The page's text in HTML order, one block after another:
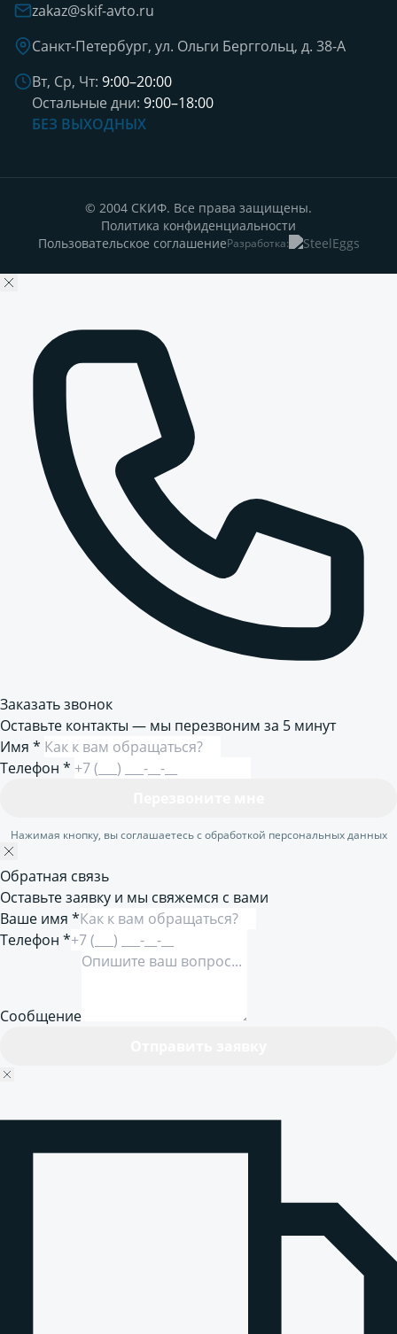
zakaz@skif-avto.ru
Санкт-Петербург, ул. Ольги Берггольц, д. 38-А
Вт, Ср, Чт: 9:00–20:00
Остальные дни: 9:00–18:00
БЕЗ ВЫХОДНЫХ
© 2004 СКИФ. Все права защищены.
Политика конфиденциальности
Пользовательское соглашениеРазработка:
Заказать звонок
Оставьте контакты — мы перезвоним за 5 минут
Имя *
Телефон *
Нажимая кнопку, вы соглашаетесь с обработкой персональных данных
Обратная связь
Оставьте заявку и мы свяжемся с вами
Ваше имя *
Телефон *
Сообщение